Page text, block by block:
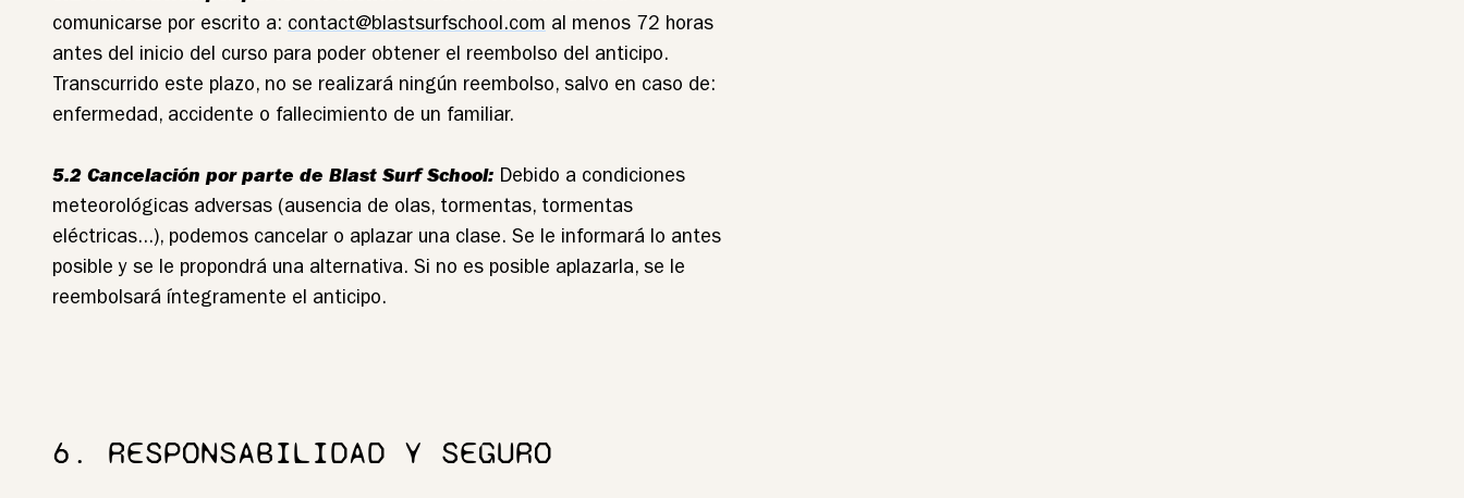
comunicarse por escrito a: contact@blastsurfschool.com al menos 72 horas
antes del inicio del curso para poder obtener el reembolso del anticipo.
Transcurrido este plazo, no se realizará ningún reembolso, salvo en caso de:
enfermedad, accidente o fallecimiento de un familiar.
5.2 Cancelación por parte de Blast Surf School: Debido a condiciones
meteorológicas adversas (ausencia de olas, tormentas, tormentas
eléctricas...), podemos cancelar o aplazar una clase. Se le informará lo antes
posible y se le propondrá una alternativa. Si no es posible aplazarla, se le
reembolsará íntegramente el anticipo.
6. RESPONSABILIDAD Y SEGURO